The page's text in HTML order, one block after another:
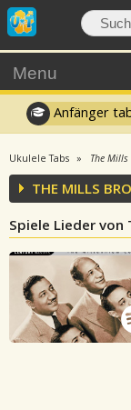
Menu
Anfänger
Ukulele Tabs The
THE MILLS
Spiele Lieder